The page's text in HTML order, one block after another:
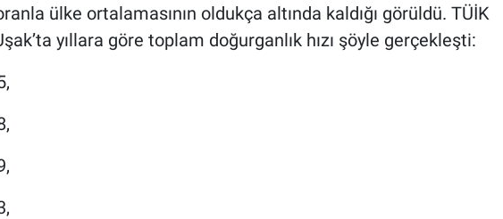
ülke ortalamasının oldukça altında kaldığı görüldü. TÜİK
yıllara göre toplam doğurganlık hızı şöyle gerçekleşti: